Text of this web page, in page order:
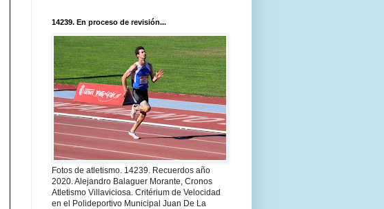
14239. En proceso de revisión...
Fotos de atletismo. 14239. Recuerdos año
2020. Alejandro Balaguer Morante, Cronos
Atletismo Villaviciosa. Critérium de Velocidad
en el Polideportivo Municipal Juan De La